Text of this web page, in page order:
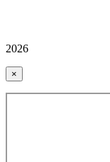
2026
×